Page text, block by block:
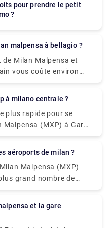
conduire de
qu'environ trois
₹ et le trajet dure
direct depuis Côme
(MXP). Sans
prenez la ligne 518
coûte ₹650 - ₹1,700.
?
malpensa à bellagio ?
Milan Malpensa et
vous coûte environ
que le taxi vous
la route est de 82,1 km.
à milano centrale ?
plus rapide pour se
Malpensa (MXP) à Gare
un taxi, le trajet
centre de Milan. Le
sont ceux qui sont
vous prend
toutes les 20 à 40
Centrale,
aéroports de milan ?
Malpensa (MXP)
grand nombre de
tandis que Milan
en provenance